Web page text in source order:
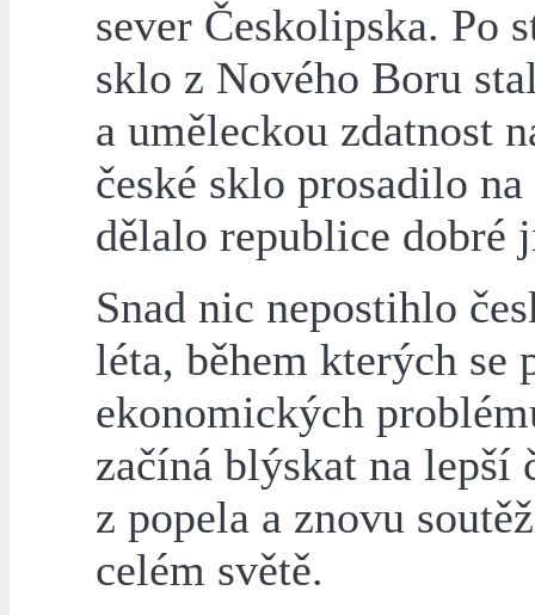
sever Českolipska. Po
sklo z Nového Boru
a uměleckou zdatnost
české sklo prosadilo
dělalo republice dobré
Snad nic nepostihlo
léta, během kterých se
ekonomických
začíná blýskat na lepší
z popela a znovu
celém světě.